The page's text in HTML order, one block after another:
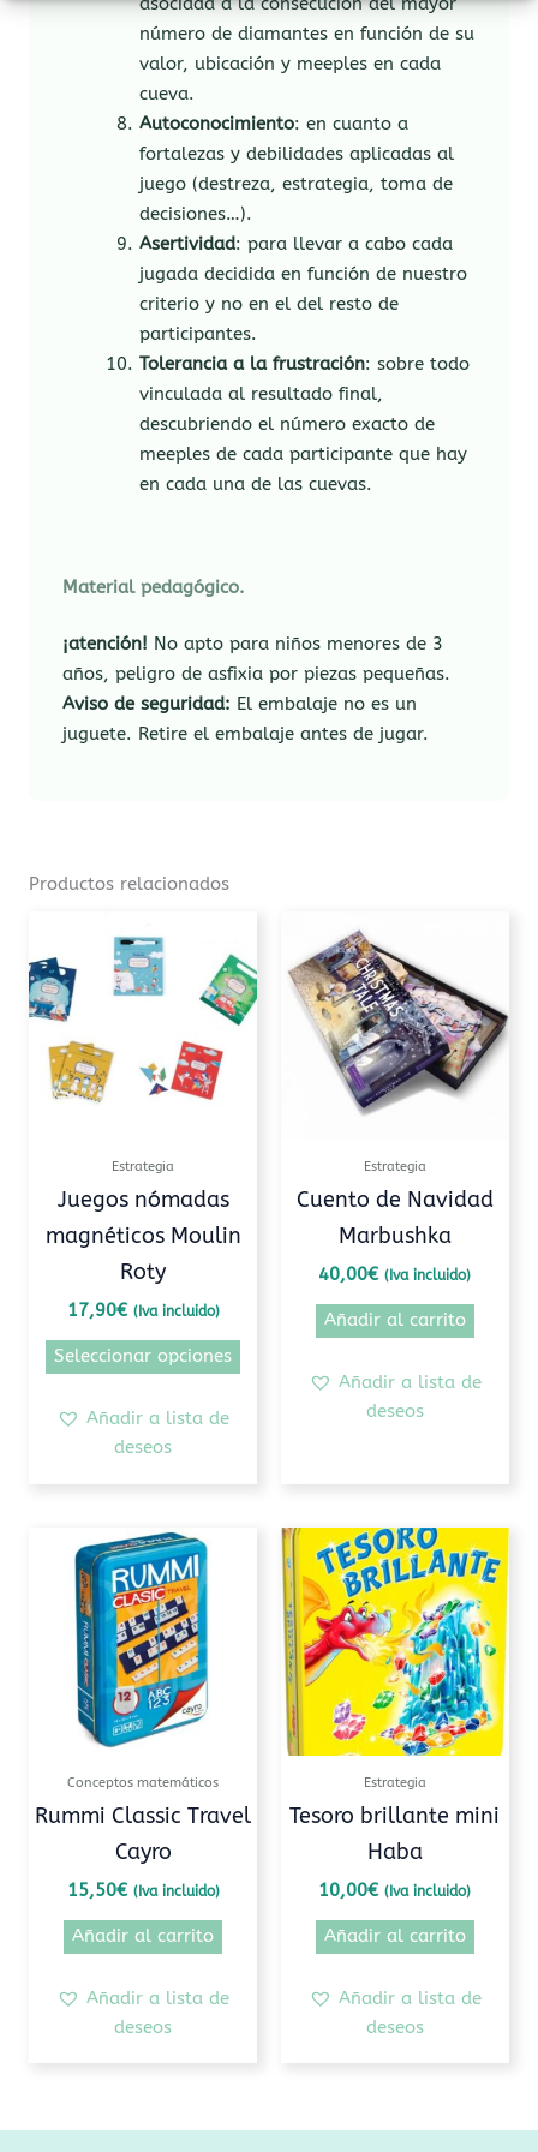
asociada a la consecución del mayor
número de diamantes en función de su
valor, ubicación y meeples en cada
cueva.
Autoconocimiento: en cuanto a
fortalezas y debilidades aplicadas al
juego (destreza, estrategia, toma de
decisiones…).
Asertividad: para llevar a cabo cada
jugada decidida en función de nuestro
criterio y no en el del resto de
participantes.
Tolerancia a la frustración: sobre todo
vinculada al resultado final,
descubriendo el número exacto de
meeples de cada participante que hay
en cada una de las cuevas.
Material pedagógico.
¡atención! No apto para niños menores de 3
años, peligro de asfixia por piezas pequeñas.
Aviso de seguridad: El embalaje no es un
juguete. Retire el embalaje antes de jugar.
Productos relacionados
Estrategia
Juegos nómadas
magnéticos Moulin
Roty
17,90€ (Iva incluido)
Seleccionar opciones
producto
tiene
múltiples
variantes.
la
Añadir a lista de
deseos
Estrategia
Cuento de Navidad
Marbushka
40,00€ (Iva incluido)
Añadir al carrito
Añadir a lista de
deseos
Conceptos matemáticos
Rummi Classic Travel
Cayro
15,50€ (Iva incluido)
Añadir al carrito
Añadir a lista de
deseos
Estrategia
Tesoro brillante mini
Haba
10,00€ (Iva incluido)
Añadir al carrito
Añadir a lista de
deseos